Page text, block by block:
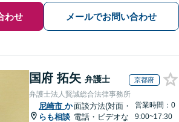
わせ メールでお問い合わせ
国府 拓矢 弁護士 京都府
弁護士法人賢誠総合法律事務所
尼崎市 か
らも相談
面談方法(対面・
電話・ビデオな
営業時間：0
9:00~17:30